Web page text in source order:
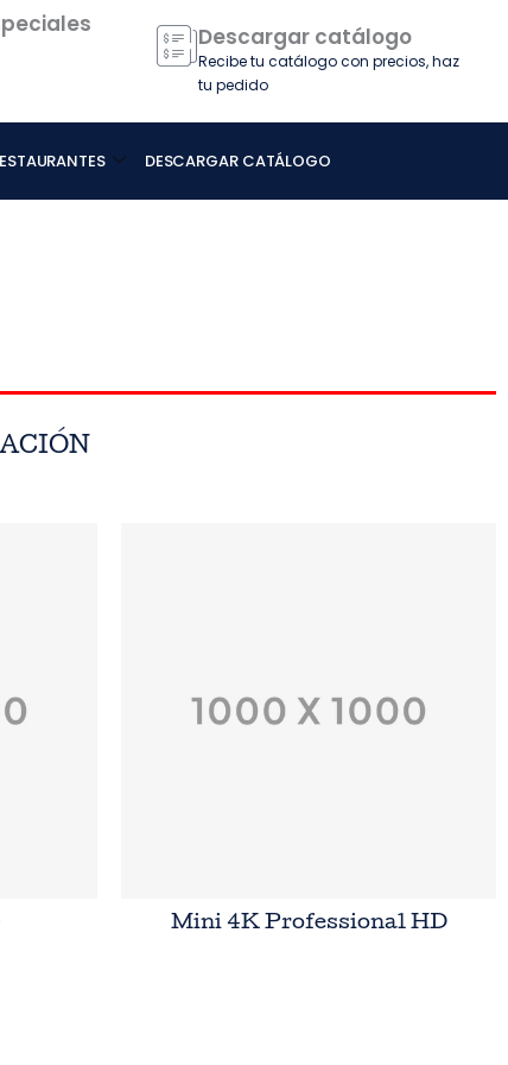
Descargar catálogo
Recibe tu catálogo con precios, haz
tu pedido
DESCARGAR CATÁLOGO
Mini 4K Professional HD